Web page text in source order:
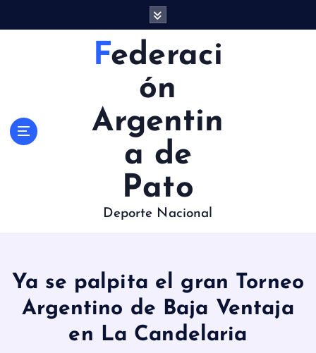
Federaci
ón
Argentin
a de
Pato
Deporte Nacional
Ya se palpita el gran Torneo
Argentino de Baja Ventaja
en La Candelaria